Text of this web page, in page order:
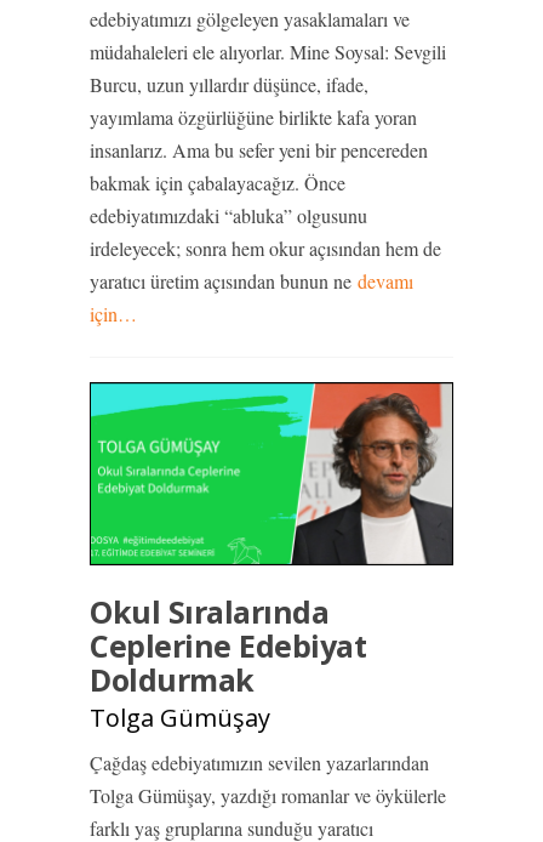
edebiyatımızı gölgeleyen yasaklamaları ve
müdahaleleri ele alıyorlar. Mine Soysal: Sevgili
Burcu, uzun yıllardır düşünce, ifade,
yayımlama özgürlüğüne birlikte kafa yoran
insanlarız. Ama bu sefer yeni bir pencereden
bakmak için çabalayacağız. Önce
edebiyatımızdaki “abluka” olgusunu
irdeleyecek; sonra hem okur açısından hem de
yaratıcı üretim açısından bunun ne devamı
için…
Okul Sıralarında
Ceplerine Edebiyat
Doldurmak
Tolga Gümüşay
Çağdaş edebiyatımızın sevilen yazarlarından
Tolga Gümüşay, yazdığı romanlar ve öykülerle
farklı yaş gruplarına sunduğu yaratıcı